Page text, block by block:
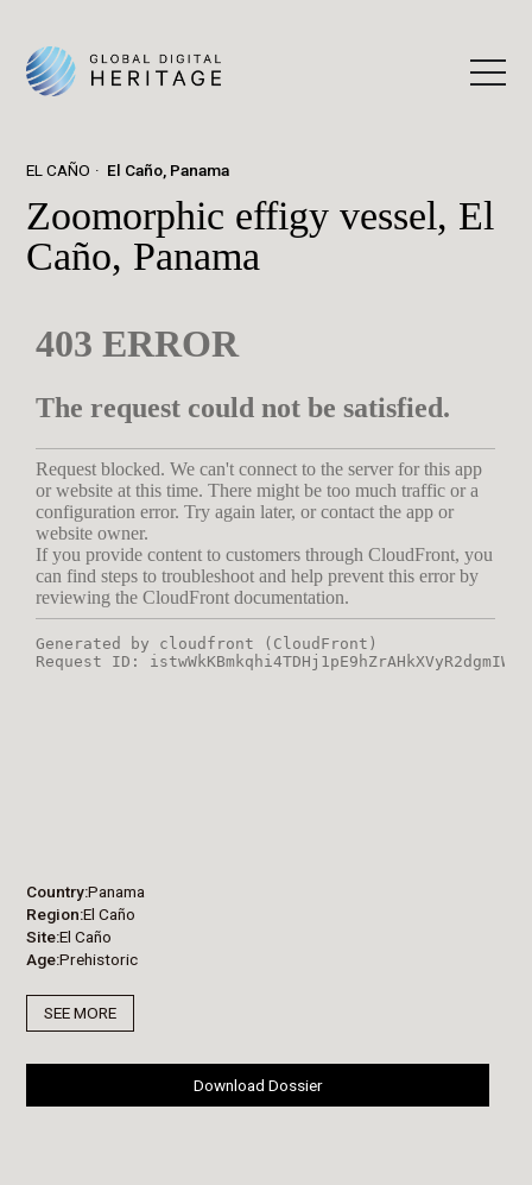
EL CAÑO El Caño, Panama
Zoomorphic effigy vessel, El
Caño, Panama
Country Panama
Region El Caño
Site El Caño
Age Prehistoric
SEE MORE
Download Dossier